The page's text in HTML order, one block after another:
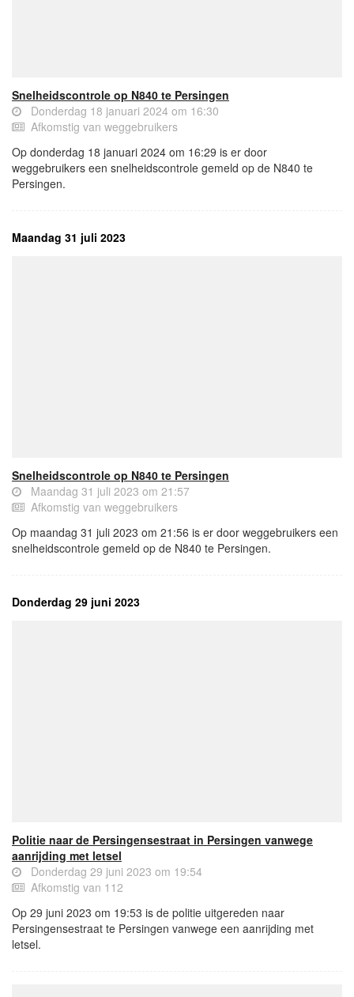
Snelheidscontrole op N840 te Persingen
Donderdag 18 januari 2024 om 16:30
Afkomstig van weggebruikers
Op donderdag 18 januari 2024 om 16:29 is er door
weggebruikers een snelheidscontrole gemeld op de N840 te
Persingen.
Maandag 31 juli 2023
Snelheidscontrole op N840 te Persingen
Maandag 31 juli 2023 om 21:57
Afkomstig van weggebruikers
Op maandag 31 juli 2023 om 21:56 is er door weggebruikers een
snelheidscontrole gemeld op de N840 te Persingen.
Donderdag 29 juni 2023
Politie naar de Persingensestraat in Persingen vanwege
aanrijding met letsel
Donderdag 29 juni 2023 om 19:54
Afkomstig van 112
Op 29 juni 2023 om 19:53 is de politie uitgereden naar
Persingensestraat te Persingen vanwege een aanrijding met
letsel.